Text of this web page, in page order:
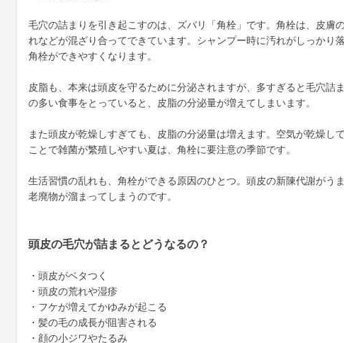
毛穴の詰まりを引き起こすのは、ズバリ「角栓」です。角栓は、皮膚
れなどが混ざり合ってできています。シャンプー時に汚れがしっかり
角栓ができやすくなります。
皮脂も、本来は頭皮を守るために分泌されますが、多すぎると毛穴詰
の多い食事をとっていると、皮脂の分泌量が増えてしまいます。
また頭皮が乾燥しすぎても、皮脂の分泌量は増えます。空気が乾燥し
ことで雑菌が繁殖しやすい夏は、角栓に要注意の季節です。
生活習慣の乱れも、角栓ができる原因のひとつ。頭皮の新陳代謝がう
老廃物が溜まってしまうのです。
頭皮の毛穴が詰まるとどうなるの？
・頭皮がベタつく
・頭皮の荒れや湿疹
・フケが増えてかゆみが起こる
・髪の毛の成長が阻害される
・顔の小ジワやたるみ